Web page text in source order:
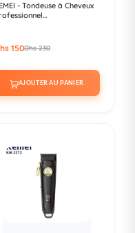
- Tondeuse à Cheveux
150Dhs 230
AJOUTER AU PANIER